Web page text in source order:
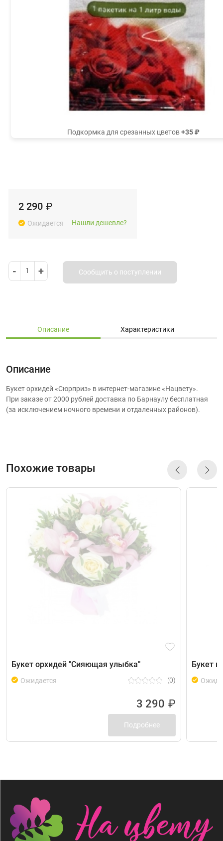
Подкормка для срезанных цветов+35 ₽
2 290 ₽
Ожидается Нашли дешевле?
- 1 + Сообщить о поступлении
Описание Характеристики
Описание
Букет орхидей «Сюрприз» в интернет-магазине «Нацвету».
При заказе от 2000 рублей доставка по Барнаулу бесплатная
(за исключением ночного времени и отдаленных районов).
Похожие товары
Букет орхидей "Сияющая улыбка"
Ожидается (0)
3 290 ₽
Подробнее
Букет